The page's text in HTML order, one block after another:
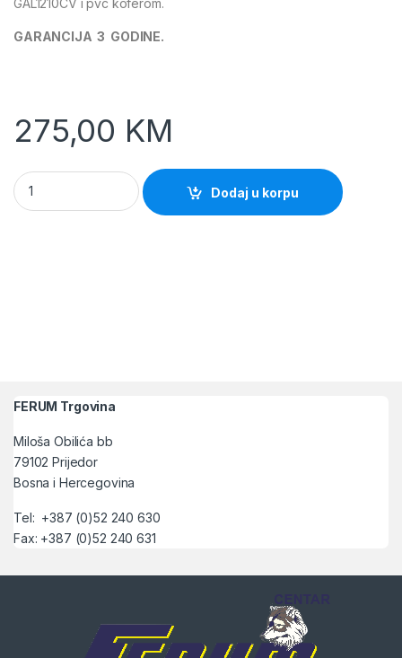
GAL1210CV i pvc koferom.
GARANCIJA 3 GODINE.
275,00 KM
GSB 120 Li Aku odvijac (Bosch) quantity
Dodaj u korpu
FERUM Trgovina
Miloša Obilića bb
79102 Prijedor
Bosna i Hercegovina
Tel: +387 (0)52 240 630
Fax: +387 (0)52 240 631